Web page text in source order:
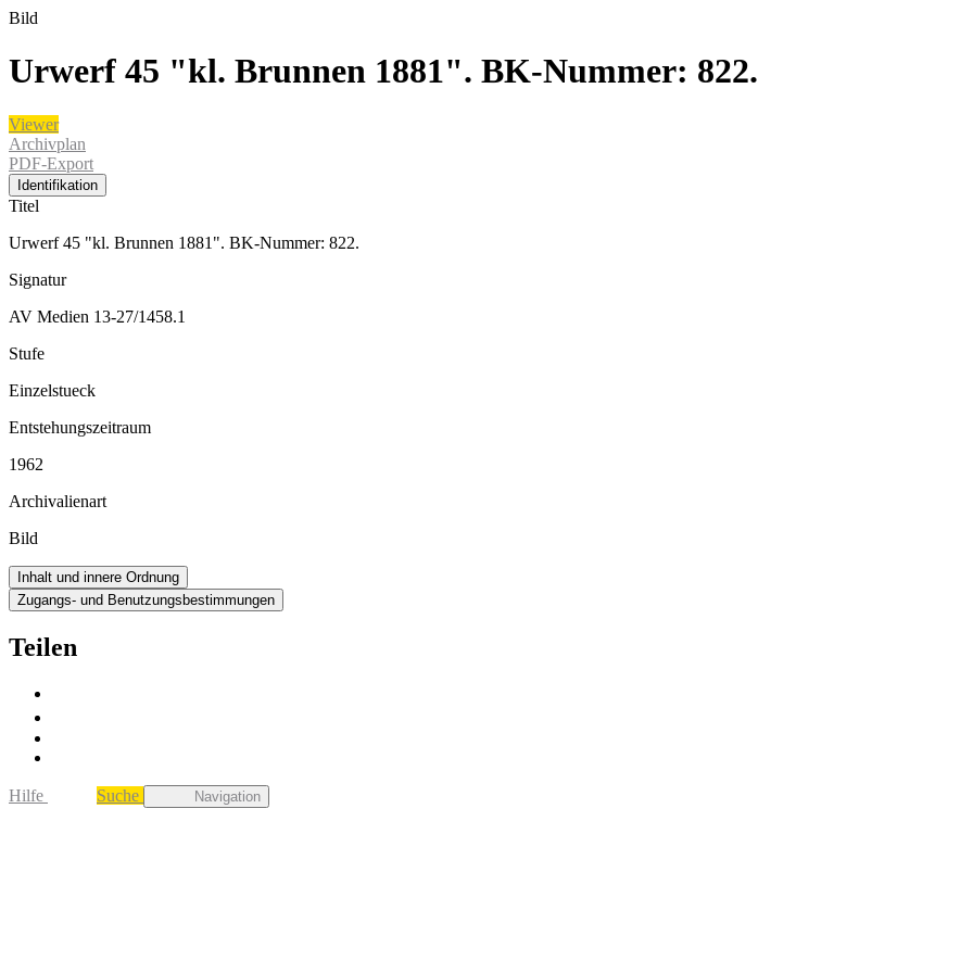
Bild
Urwerf 45 "kl. Brunnen 1881". BK-Nummer: 822.
Viewer
Archivplan
PDF-Export
Identifikation
Titel
Urwerf 45 "kl. Brunnen 1881". BK-Nummer: 822.
Signatur
AV Medien 13-27/1458.1
Stufe
Einzelstueck
Entstehungszeitraum
1962
Archivalienart
Bild
Inhalt und innere Ordnung
Zugangs- und Benutzungsbestimmungen
Teilen
Hilfe Suche Navigation